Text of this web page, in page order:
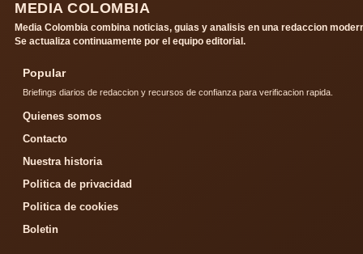
MEDIA COLOMBIA
Media Colombia combina noticias, guias y analisis en una redaccion
Se actualiza continuamente por el equipo editorial.
Popular
Briefings diarios de redaccion y recursos de confianza para verificacion rapida.
Quienes somos
Contacto
Nuestra historia
Politica de privacidad
Politica de cookies
Boletin